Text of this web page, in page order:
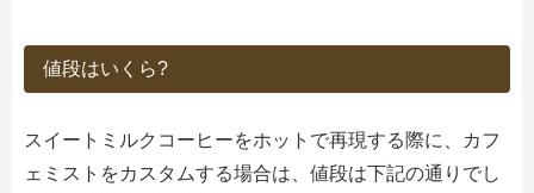
値段はいくら?
スイートミルクコーヒーをホットで再現する際に、カフ
ェミストをカスタムする場合は、値段は下記の通りでし